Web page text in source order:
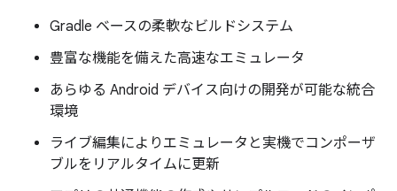
Gradle ベースの柔軟なビルドシステム
豊富な機能を備えた高速なエミュレータ
あらゆる Android デバイス向けの開発が可能な統合
環境
ライブ編集によりエミュレータと実機でコンポーザ
ブルをリアルタイムに更新